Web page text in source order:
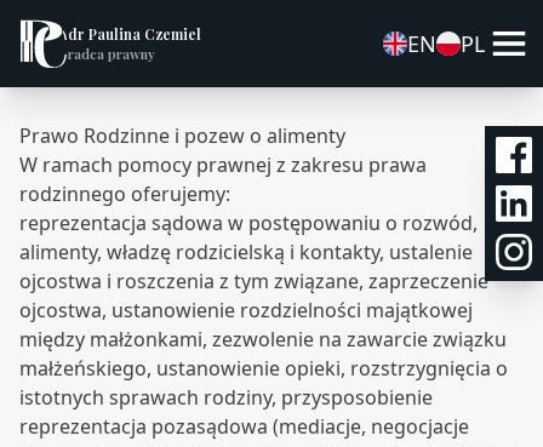
dr Paulina Czemiel
radca prawny EN PL
Prawo Rodzinne i pozew o alimenty
W ramach pomocy prawnej z zakresu prawa
rodzinnego oferujemy:
reprezentacja sądowa w postępowaniu o rozwód,
alimenty, władzę rodzicielską i kontakty, ustalenie
ojcostwa i roszczenia z tym związane, zaprzeczenie
ojcostwa, ustanowienie rozdzielności majątkowej
między małżonkami, zezwolenie na zawarcie związku
małżeńskiego, ustanowienie opieki, rozstrzygnięcia o
istotnych sprawach rodziny, przysposobienie
reprezentacja pozasądowa (mediacje, negocjacje